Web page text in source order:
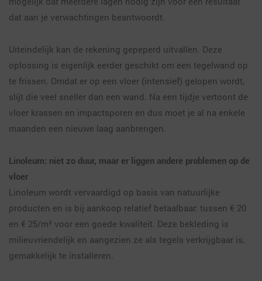
dat aan je verwachtingen beantwoordt.
Uiteindelijk kan de rekening gepeperd uitvallen. Deze
oplossing is eigenlijk eerder geschikt om een tegelwand op
te frissen. Omdat er op een vloer (intensief) gelopen wordt,
slijt die veel sneller dan een wand. Na een tijdje vertoont de
vloer krassen en impactsporen en dus moet je al na enkele
maanden een nieuwe laag aanbrengen.
Linoleum: niet zo duur, maar er liggen andere problemen op de
vloer
Linoleum wordt vervaardigd op basis van natuurlijke
producten en is bij aankoop relatief betaalbaar: tussen € 20
en € 25/m² voor een goede kwaliteit. Deze bekleding is
milieuvriendelijk en aangezien ze als tegels verkrijgbaar is,
gemakkelijk te installeren.